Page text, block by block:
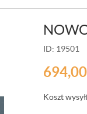
ID: 19501
694,00
Koszt